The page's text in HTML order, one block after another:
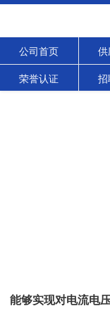
公司首页 供
荣誉认证 招
能够实现对电流电